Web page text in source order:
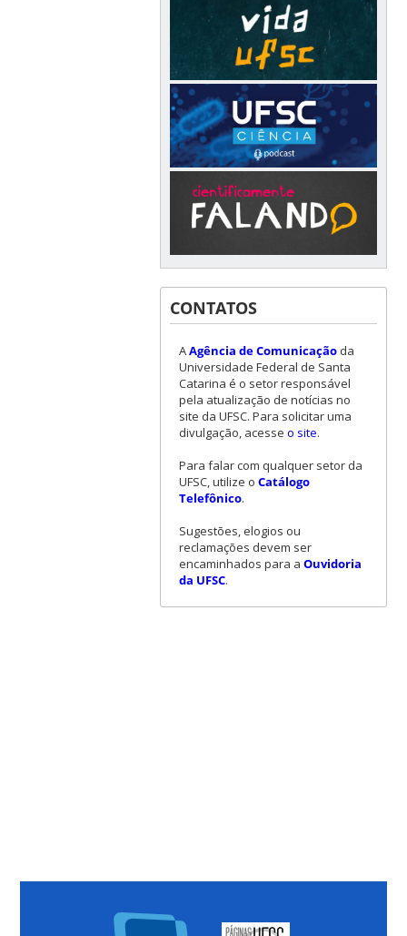
CONTATOS
AAgência de Comunicaçãoda
Universidade Federal de Santa
Catarina é o setor responsável
pela atualização de notícias no
site da UFSC. Para solicitar uma
divulgação, acesse o site.
Para falar com qualquer setor da
UFSC, utilize o Catálogo
Telefônico.
Sugestões, elogios ou
reclamações devem ser
encaminhados para a Ouvidoria
da UFSC.